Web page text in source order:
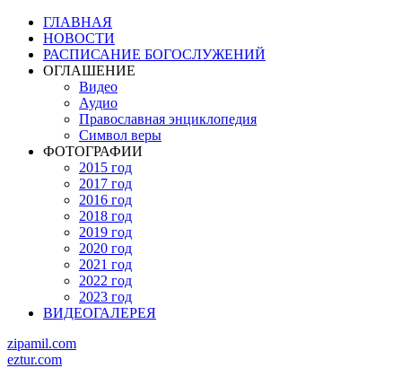
ГЛАВНАЯ
НОВОСТИ
РАСПИСАНИЕ БОГОСЛУЖЕНИЙ
ОГЛАШЕНИЕ
Видео
Аудио
Православная энциклопедия
Символ веры
ФОТОГРАФИИ
2015 год
2017 год
2016 год
2018 год
2019 год
2020 год
2021 год
2022 год
2023 год
ВИДЕОГАЛЕРЕЯ
zipamil.com
eztur.com